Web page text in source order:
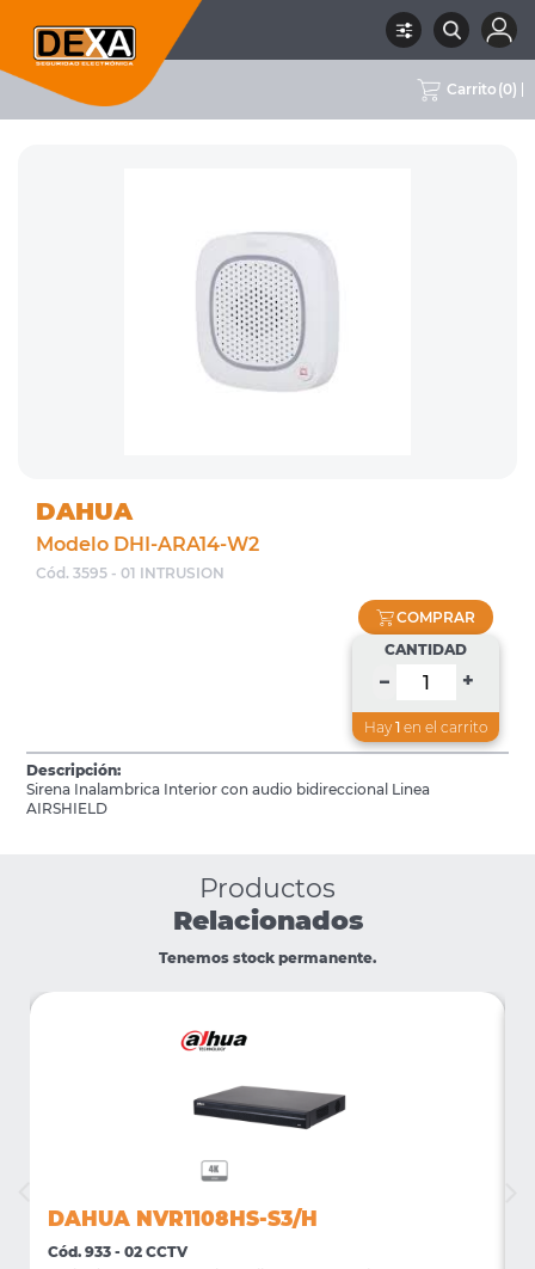
Carrito (0)
MARCA
DAHUA
Modelo DHI-ARA14-W2
Cód. 3595 - 01 INTRUSION
COMPRAR
CANTIDAD
– +
Hay 1 en el carrito
Descripción:
Sirena Inalambrica Interior con audio bidireccional Linea
AIRSHIELD
Productos
Relacionados
Tenemos stock permanente.
DAHUA NVR1108HS-S3/H
Cód. 933 - 02 CCTV